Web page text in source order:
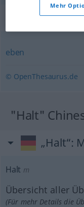
eben
© OpenThesaurus.de
"Halt"
„Halt“:
Halt m
Übersicht aller
(Für mehr Details die
Mehr